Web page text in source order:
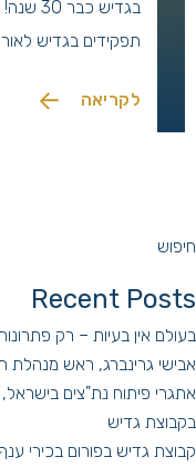
תפקידים בגדיש
לקריאה
חיפוש
Recent Posts
בעולם אין בעיות – רק
אבישי גרינברג, ראש מנהלת תת"ל
אתגרי פיתוח נת"צים
בקבוצת גדיש